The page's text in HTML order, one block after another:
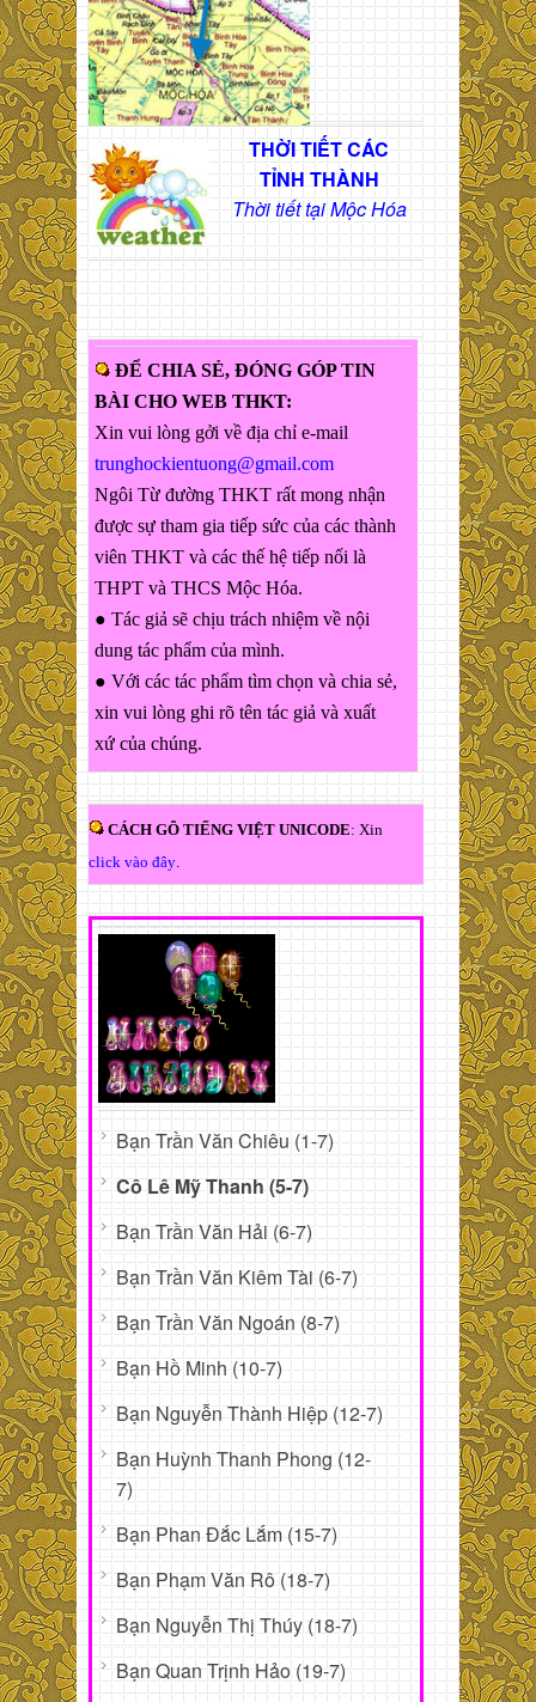
THỜI TIẾT CÁC
TỈNH THÀNH
Thời tiết tại Mộc Hóa
ĐỂ CHIA SẺ, ĐÓNG GÓP TIN
BÀI CHO WEB THKT:
Xin vui lòng gởi về địa chỉ e-mail
trunghockientuong@gmail.com
Ngôi Từ đường THKT rất mong nhận
được sự tham gia tiếp sức của các thành
viên THKT và các thế hệ tiếp nối là
THPT và THCS Mộc Hóa.
● Tác giả sẽ chịu trách nhiệm về nội
dung tác phẩm của mình.
● Với các tác phẩm tìm chọn và chia sẻ,
xin vui lòng ghi rõ tên tác giả và xuất
xứ của chúng.
CÁCH GÕ TIẾNG VIỆT UNICODE: Xin
click vào đây.
Bạn Trần Văn Chiêu (1-7)
Cô Lê Mỹ Thanh (5-7)
Bạn Trần Văn Hải (6-7)
Bạn Trần Văn Kiêm Tài (6-7)
Bạn Trần Văn Ngoán (8-7)
Bạn Hồ Minh (10-7)
Bạn Nguyễn Thành Hiệp (12-7)
Bạn Huỳnh Thanh Phong (12-
7)
Bạn Phan Đắc Lắm (15-7)
Bạn Phạm Văn Rô (18-7)
Bạn Nguyễn Thị Thúy (18-7)
Bạn Quan Trịnh Hảo (19-7)